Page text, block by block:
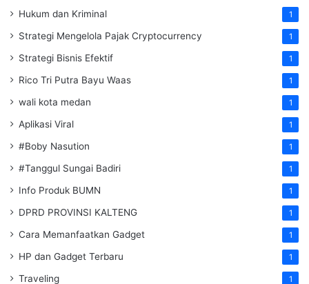
Hukum dan Kriminal 1
Strategi Mengelola Pajak Cryptocurrency 1
Strategi Bisnis Efektif 1
Rico Tri Putra Bayu Waas 1
wali kota medan 1
Aplikasi Viral 1
#Boby Nasution 1
#Tanggul Sungai Badiri 1
Info Produk BUMN 1
DPRD PROVINSI KALTENG 1
Cara Memanfaatkan Gadget 1
HP dan Gadget Terbaru 1
Traveling 1